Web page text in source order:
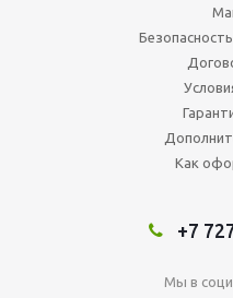
Как
+7
Мы в